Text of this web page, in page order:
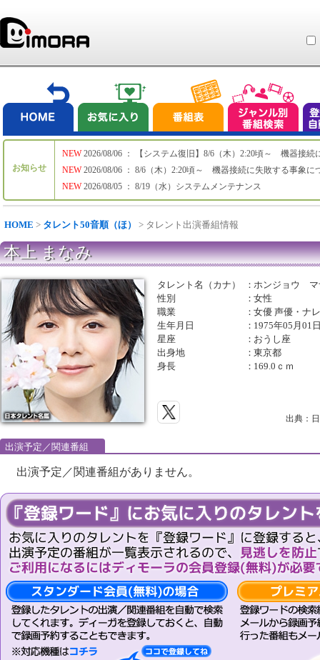
お知らせ
NEW
NEW
NEW
2026/08/06 ： 【システム復旧】8/6（木）2:20頃～ 機器接続
2026/08/06 ： 8/6（木）2:20頃～ 機器接続に失敗する事象に
2026/08/05 ： 8/19（水）システムメンテナンス
HOME > タレント50音順（ほ） > タレント出演番組情報
本上 まなみ
タレント名（カナ） ：ホンジョウ マ
性別
：女性
職業
：女優 声優・ナ
生年月日
： 1975年05月01
星座
： おうし座
出身地
：東京都
身長
： 169.0ｃｍ
出典：
出演予定／関連番組
出演予定／関連番組がありません。